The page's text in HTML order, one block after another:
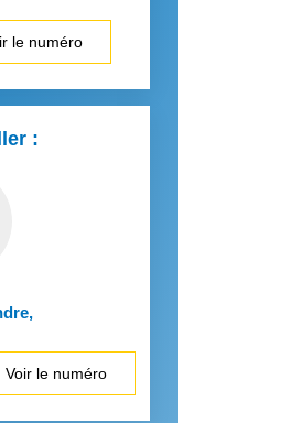
le numéro
:
,
Voir le numéro